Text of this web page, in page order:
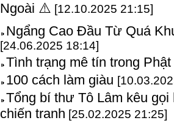
Ngoài ⚠️ [12.10.2025 21:15]
Ngẩng Cao Đầu Từ Quá
[24.06.2025 18:14]
Tình trạng mê tín trong
100 cách làm giàu
Tổng bí thư Tô Lâm kêu
chiến tranh [25.02.2025 21:25]